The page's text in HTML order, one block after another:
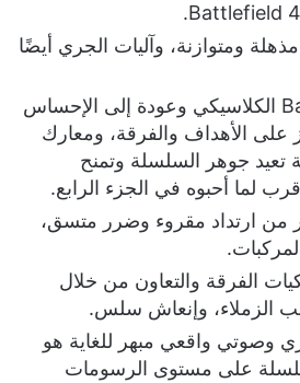
ومتوازنة، وآليات الجري أيضًا
جوهر Battlefield الكلاسيكي وعودة إلى الإحساس
على الأهداف والفرقة، ومعارك
تعيد جوهر السلسلة وتمنح
لما أحبوه في الجزء الرابع.
من ارتداد مقروء وضرر متسق،
الفرقة والتعاون من خلال
الزملاء، وإنعاش سلس.
وصوتي واقعي مبهر للغاية هو
على مستوى الرسومات